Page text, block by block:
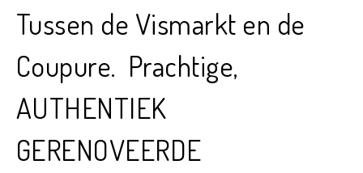
Tussen de Vismarkt en de
Coupure. Prachtige,
AUTHENTIEK
GERENOVEERDE